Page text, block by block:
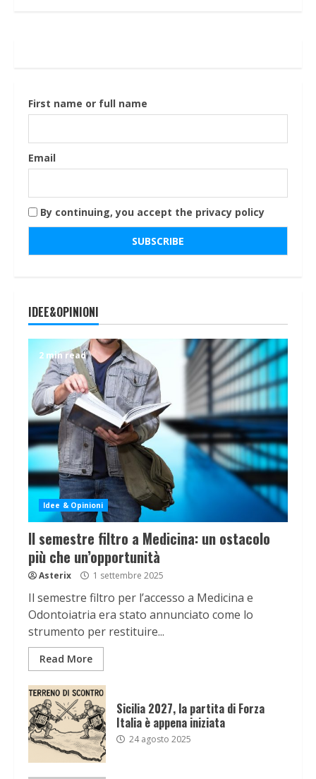
First name or full name
Email
By continuing, you accept the privacy policy
IDEE&OPINIONI
2 min read
Idee & Opinioni
Il semestre filtro a Medicina: un ostacolo
più che un’opportunità
Asterix 1 settembre 2025
Il semestre filtro per l’accesso a Medicina e
Odontoiatria era stato annunciato come lo
strumento per restituire...
Read More
Sicilia 2027, la partita di Forza
Italia è appena iniziata
24 agosto 2025